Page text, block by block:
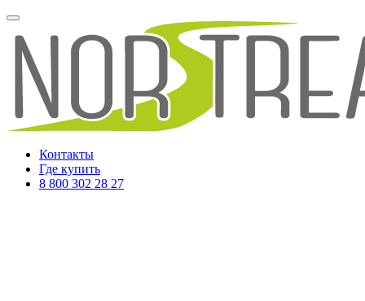
Контакты
Где купить
8 800 302 28 27